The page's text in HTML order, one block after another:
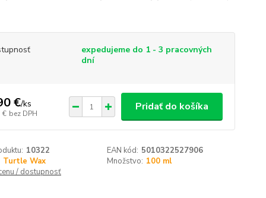
expedujeme do 1 - 3 pracovných
dní
€/ks
€ bez DPH
Pridať do košíka
10322 EAN kód: 5010322527906
Turtle Wax
Množstvo: 100 ml
/ dostupnosť